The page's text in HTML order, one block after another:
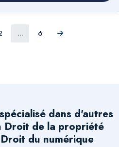
... 6 Suivant
dans d'autres
Droit de la propriété
du numérique